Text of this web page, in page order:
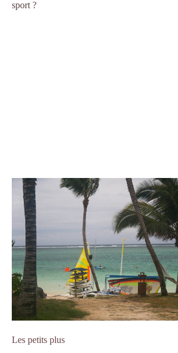
sport ?
Les petits plus